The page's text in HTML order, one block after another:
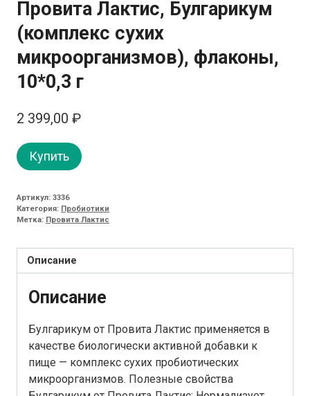
Провита Лактис, Булгарикум
(комплекс сухих
микроорганизмов), флаконы,
10*0,3 г
2 399,00 ₽
Купить
Артикул: 3336
Категория: Пробиотики
Метка: Провита Лактис
Описание
Описание
Булгарикум от Провита Лактис применяется в
качестве биологически активной добавки к
пище — комплекс сухих пробиотических
микроорганизмов. Полезные свойства